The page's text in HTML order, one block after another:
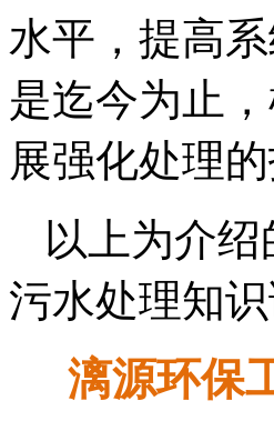
水平，提高
是迄今为止
展强化处理
以上为介
污水处理知
漓源环保